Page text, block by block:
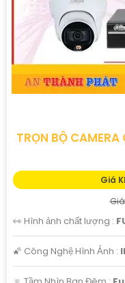
TRỌN BỘ
Giá
👀 Hình ảnh chất lượng :
🌠 Công Nghệ Hình Ảnh :